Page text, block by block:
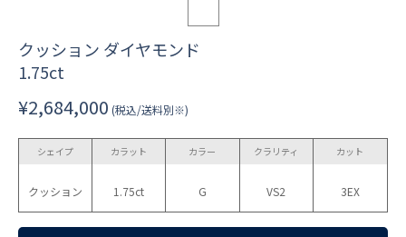
クッション ダイヤモンド
1.75ct
¥2,684,000 (税込/送料別※)
シェイプ
クッション
カラット
1.75ct
カラー
G
クラリティ
VS2
カット
3EX